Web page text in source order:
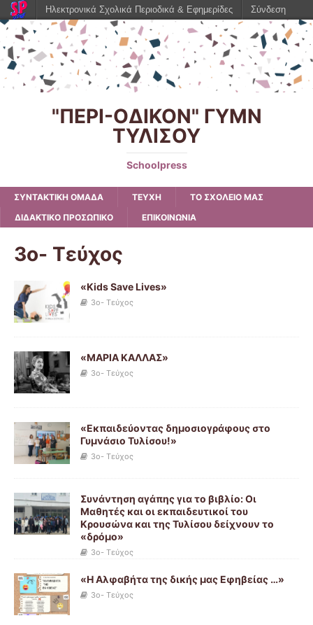
"ΠΕΡΙ-ΟΔΙΚΟΝ" ΓΥΜΝ
ΤΥΛΙΣΟΥ
Schoolpress
ΣΥΝΤΑΚΤΙΚΗ ΟΜΑΔΑ ΤΕΥΧΗ
ΤΟ ΣΧΟΛΕΙΟ ΜΑΣ
ΔΙΔΑΚΤΙΚΟ ΠΡΟΣΩΠΙΚΟ
ΕΠΙΚΟΙΝΩΝΙΑ
3o- Τεύχος
«Kids Save Lives»
3o- Τεύχος
«ΜΑΡΙΑ ΚΑΛΛΑΣ»
3o- Τεύχος
«Εκπαιδεύοντας δημοσιογράφους στο
Γυμνάσιο Τυλίσου!»
3o- Τεύχος
Συνάντηση αγάπης για το βιβλίο: Οι
Μαθητές και οι εκπαιδευτικοί του
Κρουσώνα και της Τυλίσου δείχνουν το
«δρόμο»
3o- Τεύχος
«Η Αλφαβήτα της δικής μας Εφηβείας …»
3o- Τεύχος
Ηλεκτρονικά Σχολικά Περιοδικά & Εφημερίδες Σύνδεση